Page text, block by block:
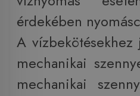
érdekében
A
mechanikai
mechanikai